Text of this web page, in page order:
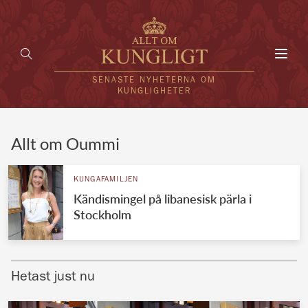
SENASTE NYHETERNA OM
KUNGLIGHETER
UTLÄNDSKT
VÄRLDENS KUNGAHUS
Brittiska kungahuset
Allt om Oummi
KUNGAFAMILJEN
Kändismingel på libanesisk pärla i
Stockholm
Hetast just nu